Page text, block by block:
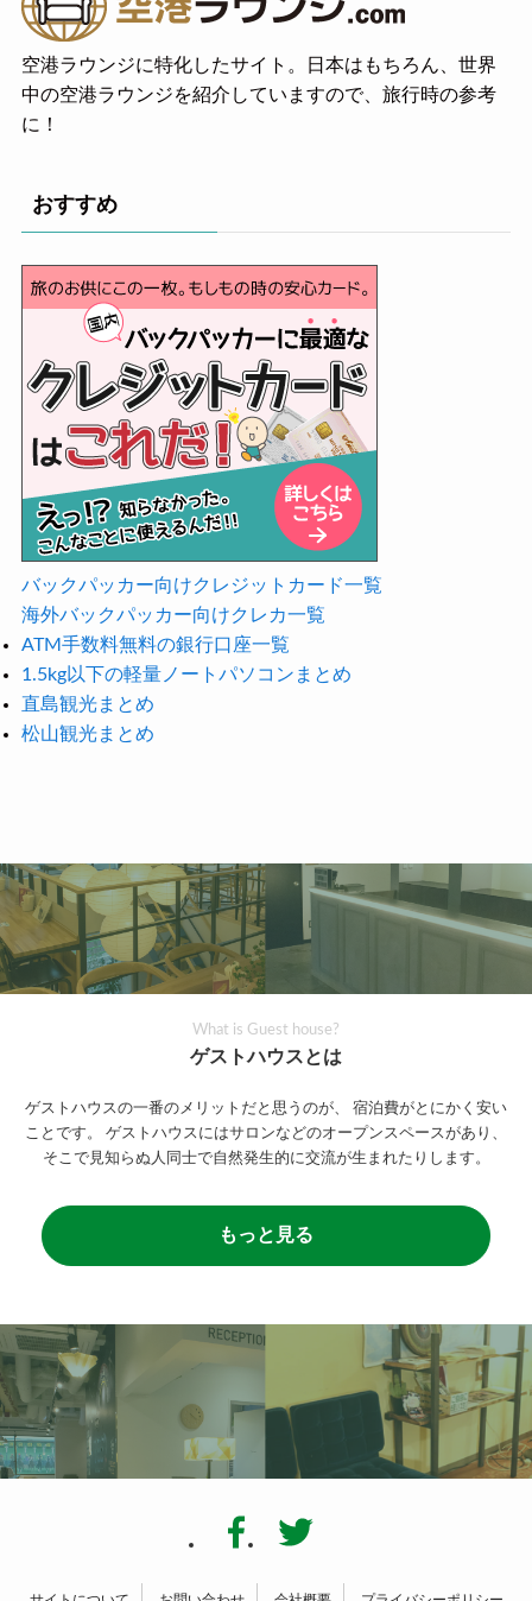
空港ラウンジに特化したサイト。日本はもちろん、世界
中の空港ラウンジを紹介していますので、旅行時の参考
に！
おすすめ
バックパッカー向けクレジットカード一覧
海外バックパッカー向けクレカ一覧
ATM手数料無料の銀行口座一覧
1.5kg以下の軽量ノートパソコンまとめ
直島観光まとめ
松山観光まとめ
What is Guest house?
ゲストハウスとは
ゲストハウスの一番のメリットだと思うのが、
宿泊費がとにかく安い
ことです。
ゲストハウスにはサロンなどのオープンスペースがあり、
そこで見知らぬ人同士で自然発生的に交流が生まれたりします。
もっと見る